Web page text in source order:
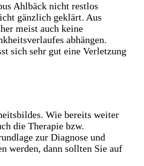
Ahlbäck nicht restlos
gänzlich geklärt. Aus
meist auch keine
abhängen.
sich sehr gut eine Verletzung
Wie bereits weiter
die Therapie bzw.
zur Diagnose und
werden, dann sollten Sie auf